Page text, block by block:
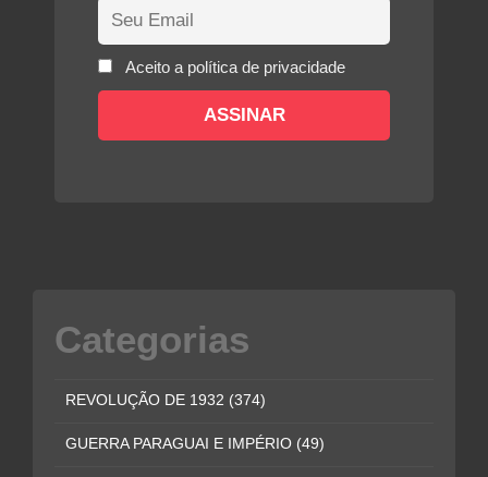
Aceito a política de privacidade
Categorias
REVOLUÇÃO DE 1932 (374)
GUERRA PARAGUAI E IMPÉRIO (49)